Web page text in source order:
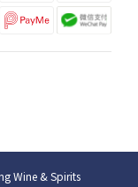
Wine & Spirits